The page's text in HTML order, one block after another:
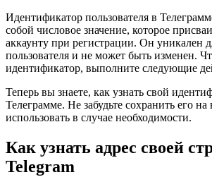
Идентификатор пользователя в
собой числовое значение, которое
аккаунту при регистрации. Он уникален
пользователя и не может быть изменен.
идентификатор, выполните следующие
Теперь вы знаете, как узнать свой
Телеграмме. Не забудьте сохранить его
использовать в случае необходимости.
Как узнать адрес своей
Telegram